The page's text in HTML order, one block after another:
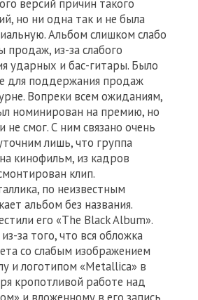
версий причин такого
но ни одна так и не была
Альбом слишком слабо
продаж, из-за слабого
ударных и бас-гитары. Было
для поддержания продаж
Вопреки всем ожиданиям,
номинирован на премию, но
не смог. С ним связано очень
лишь, что группа
кинофильм, из кадров
клип.
по неизвестным
альбом без названия.
его «The Black Album».
за того, что вся обложка
со слабым изображением
и логотипом «Metallica» в
кропотливой работе над